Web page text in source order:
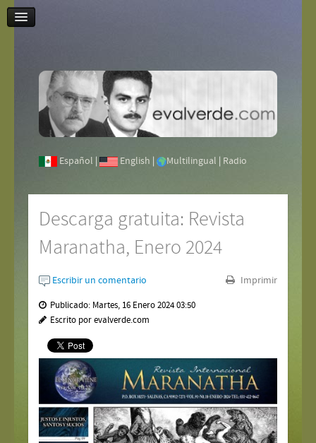
Español | English | Multilingual Radio
Descarga gratuita: Revista
Maranatha, Enero 2024
Imprimir
Escribir un comentario
Publicado: Martes, 16 Enero 2024 03:50
Escrito por evalverde.com